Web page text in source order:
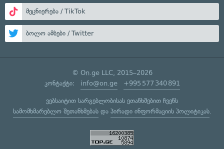
მეცნიერება / TikTok
ბოლო ამბები / Twitter
© On.ge LLC, 2015–2026
კონტაქტი: info@on.ge +995 577 340 891
ვებსაიტით სარგებლობისას ეთანხმებით ჩვენს
სამომხმარებლო შეთანხმებასდა პირადი ინფორმაციის პოლიტიკას.